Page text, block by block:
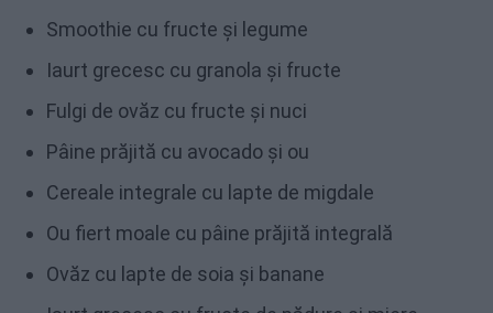
Smoothie cu fructe și legume
Iaurt grecesc cu granola și fructe
Fulgi de ovăz cu fructe și nuci
Pâine prăjită cu avocado și ou
Cereale integrale cu lapte de migdale
Ou fiert moale cu pâine prăjită integrală
Ovăz cu lapte de soia și banane